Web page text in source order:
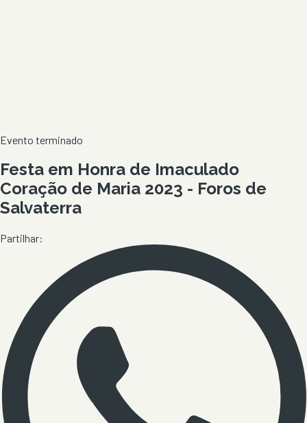
Evento terminado
Festa em Honra de Imaculado
Coração de Maria 2023 - Foros de
Salvaterra
Partilhar: